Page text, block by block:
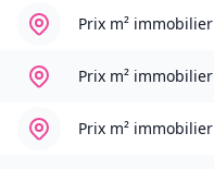
Prix m² immobilier
Prix m² immobilier
Prix m² immobilier